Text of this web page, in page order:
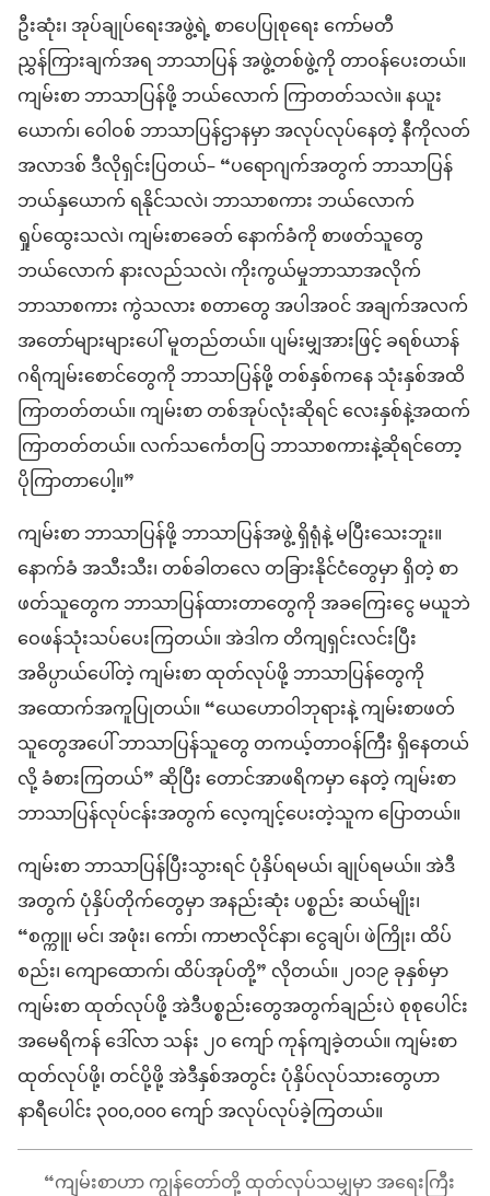
ဦးဆုံး၊ အုပ်ချုပ်ရေးအဖွဲ့ရဲ့ စာပေပြုစုရေး ကော်မတီ
ညွှန်ကြားချက်အရ ဘာသာပြန် အဖွဲ့တစ်ဖွဲ့ကို တာဝန်ပေးတယ်။
ကျမ်းစာ ဘာသာပြန်ဖို့ ဘယ်လောက် ကြာတတ်သလဲ။ နယူး
ယောက်၊ ဝေါဝစ် ဘာသာပြန်ဌာနမှာ အလုပ်လုပ်နေတဲ့ နီကိုလတ်
အလာဒစ် ဒီလိုရှင်းပြတယ်– “ပရောဂျက်အတွက် ဘာသာပြန်
ဘယ်နှယောက် ရနိုင်သလဲ၊ ဘာသာစကား ဘယ်လောက်
ရှုပ်ထွေးသလဲ၊ ကျမ်းစာခေတ် နောက်ခံကို စာဖတ်သူတွေ
ဘယ်လောက် နားလည်သလဲ၊ ကိုးကွယ်မှုဘာသာအလိုက်
ဘာသာစကား ကွဲသလား စတာတွေ အပါအဝင် အချက်အလက်
အတော်များများပေါ် မူတည်တယ်။ ပျမ်းမျှအားဖြင့် ခရစ်ယာန်
ဂရိကျမ်းစောင်တွေကို ဘာသာပြန်ဖို့ တစ်နှစ်ကနေ သုံးနှစ်အထိ
ကြာတတ်တယ်။ ကျမ်းစာ တစ်အုပ်လုံးဆိုရင် လေးနှစ်နဲ့အထက်
ကြာတတ်တယ်။ လက်သင်္ကေတပြ ဘာသာစကားနဲ့ဆိုရင်တော့
ပိုကြာတာပေါ့။”
ကျမ်းစာ ဘာသာပြန်ဖို့ ဘာသာပြန်အဖွဲ့ ရှိရုံနဲ့ မပြီးသေးဘူး။
နောက်ခံ အသီးသီး၊ တစ်ခါတလေ တခြားနိုင်ငံတွေမှာ ရှိတဲ့ စာ
ဖတ်သူတွေက ဘာသာပြန်ထားတာတွေကို အခကြေးငွေ မယူဘဲ
ဝေဖန်သုံးသပ်ပေးကြတယ်။ အဲဒါက တိကျရှင်းလင်းပြီး
အဓိပ္ပာယ်ပေါ်တဲ့ ကျမ်းစာ ထုတ်လုပ်ဖို့ ဘာသာပြန်တွေကို
အထောက်အကူပြုတယ်။ “ယေဟောဝါဘုရားနဲ့ ကျမ်းစာဖတ်
သူတွေအပေါ် ဘာသာပြန်သူတွေ တကယ့်တာဝန်ကြီး ရှိနေတယ်
လို့ ခံစားကြတယ်” ဆိုပြီး တောင်အာဖရိကမှာ နေတဲ့ ကျမ်းစာ
ဘာသာပြန်လုပ်ငန်းအတွက် လေ့ကျင့်ပေးတဲ့သူက ပြောတယ်။
ကျမ်းစာ ဘာသာပြန်ပြီးသွားရင် ပုံနှိပ်ရမယ်၊ ချုပ်ရမယ်။ အဲဒီ
အတွက် ပုံနှိပ်တိုက်တွေမှာ အနည်းဆုံး ပစ္စည်း ဆယ်မျိုး၊
“စက္ကူ၊ မင်၊ အဖုံး၊ ကော်၊ ကာဗာလိုင်နာ၊ ငွေချပ်၊ ဖဲကြိုး၊ ထိပ်
စည်း၊ ကျောထောက်၊ ထိပ်အုပ်တို့” လိုတယ်။ ၂၀၁၉ ခုနှစ်မှာ
ကျမ်းစာ ထုတ်လုပ်ဖို့ အဲဒီပစ္စည်းတွေအတွက်ချည်းပဲ စုစုပေါင်း
အမေရိကန် ဒေါ်လာ သန်း ၂၀ ကျော် ကုန်ကျခဲ့တယ်။ ကျမ်းစာ
ထုတ်လုပ်ဖို့၊ တင်ပို့ဖို့ အဲဒီနှစ်အတွင်း ပုံနှိပ်လုပ်သားတွေဟာ
နာရီပေါင်း ၃၀၀,၀၀၀ ကျော် အလုပ်လုပ်ခဲ့ကြတယ်။
“ကျမ်းစာဟာ ကျွန်တော်တို့ ထုတ်လုပ်သမျှမှာ အရေးကြီး